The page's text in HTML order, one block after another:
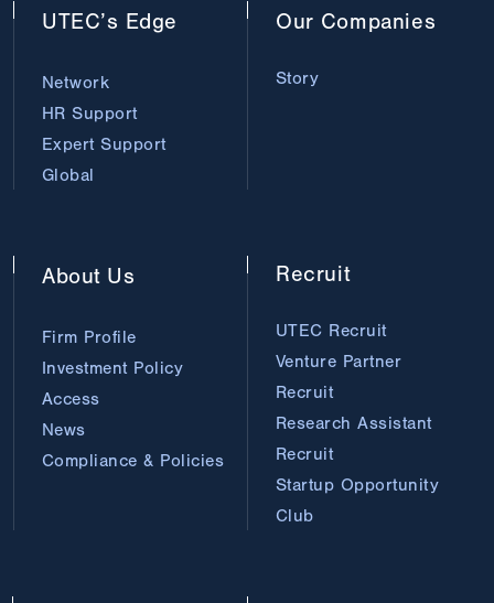
UTEC’s Edge
Network
HR Support
Expert Support
Global
Our Companies
Story
About Us
Firm Profile
Investment Policy
Access
News
Compliance & Policies
Recruit
UTEC Recruit
Venture Partner
Recruit
Research Assistant
Recruit
Startup Opportunity
Club